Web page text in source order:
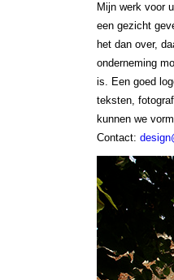
Mijn werk voor
een gezicht
het dan over,
onderneming
is. Een goed
teksten,
kunnen we
Contact: